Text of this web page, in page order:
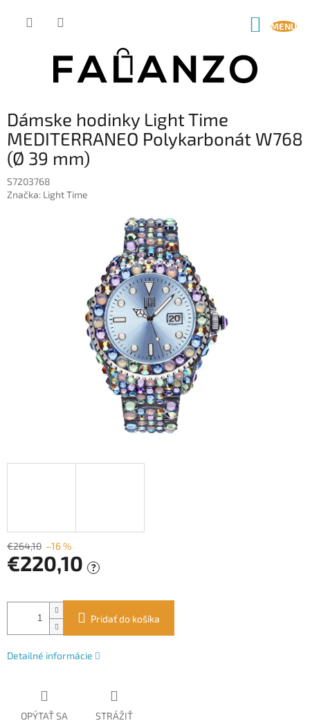
Dámske hodinky Light Time
MEDITERRANEO Polykarbonát W768
(Ø 39 mm)
S7203768
Značka: Light Time
€264,10 –16 %
€220,10 ?
cena:
Pridať do košíka
Detailné informácie
OPÝTAŤ SA STRÁŽIŤ